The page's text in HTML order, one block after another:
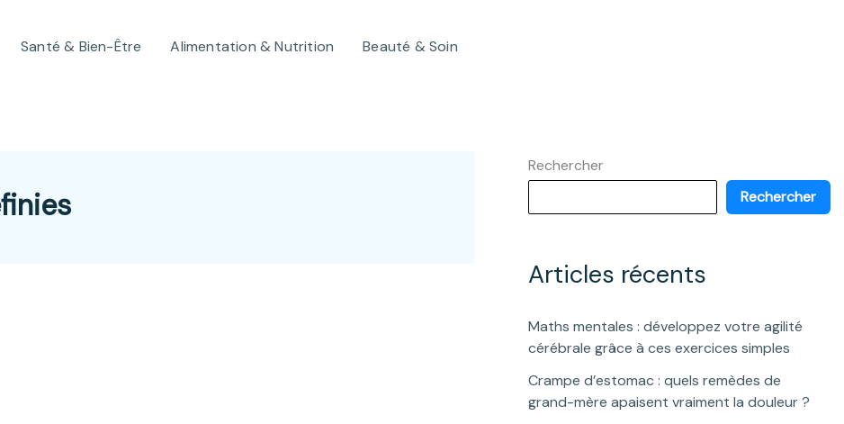
Santé & Bien-Être Alimentation & Nutrition Beauté & Soin
Rechercher
Rechercher
Articles récents
Maths mentales : développez votre agilité
cérébrale grâce à ces exercices simples
Crampe d’estomac : quels remèdes de
grand-mère apaisent vraiment la douleur ?